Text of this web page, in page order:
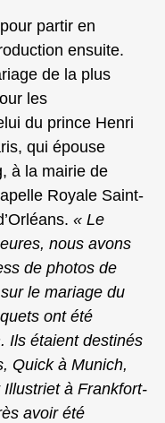
partir en
ensuite.
de la plus
les
du prince Henri
qui épouse
à la mairie de
Royale Saint-
« Le
nous avons
de photos de
le mariage du
ont été
Ils étaient destinés
Quick à Munich,
à Frankfort-
avoir été